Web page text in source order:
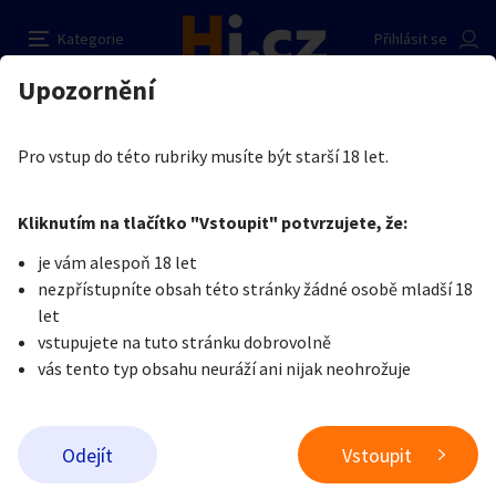
Kategorie
Přihlásit se
Auto-moto
Reality a bydlení Seznamka
Zvířata
Stroje a nářadí PC a elektro Sport a hobby
Sběratelství
Přidat inzerát
Erotika
Je nám líto, ale tenhle inzerát již není aktuální.
Obnošené ponožky
Prodávající
Pošlete uživateli zprávu
Nahlásit inzerát
Upozornění
Pro vstup do této rubriky musíte být starší 18 let.
Kliknutím na tlačítko "Vstoupit" potvrzujete, že:
je vám alespoň 18 let
nezpřístupníte obsah této stránky žádné osobě mladší 18
let
vstupujete na tuto stránku dobrovolně
vás tento typ obsahu neuráží ani nijak neohrožuje
Odejít Vstoupit